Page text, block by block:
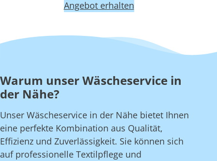
Angebot erhalten
Warum unser Wäscheservice in
der Nähe?
Unser Wäscheservice in der Nähe bietet Ihnen
eine perfekte Kombination aus Qualität,
Effizienz und Zuverlässigkeit. Sie können sich
auf professionelle Textilpflege und